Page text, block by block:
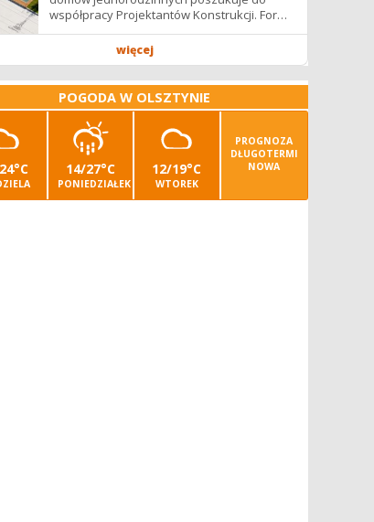
współpracy Projektantów Konstrukcji. Forma
współpracy: B2B / podwykonawstwo –
więcej
POGODA W OLSZTYNIE
14/27°C
PONIEDZIAŁEK
12/19°C
WTOREK
PROGNOZA
DŁUGOTERMI
NOWA